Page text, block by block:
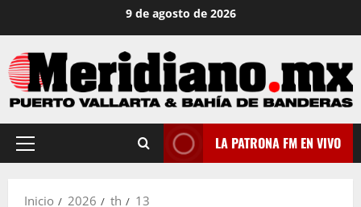
contenido
9 de agosto de 2026
Menú
LA PATRONA FM EN VIVO
Inicio 2026 th 13